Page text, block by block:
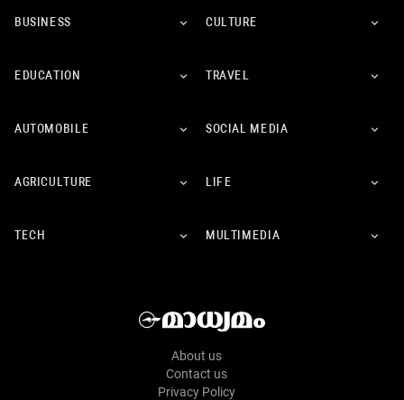
BUSINESS CULTURE
EDUCATION TRAVEL
AUTOMOBILE SOCIAL MEDIA
AGRICULTURE LIFE
TECH MULTIMEDIA
About us
Contact us
Privacy Policy